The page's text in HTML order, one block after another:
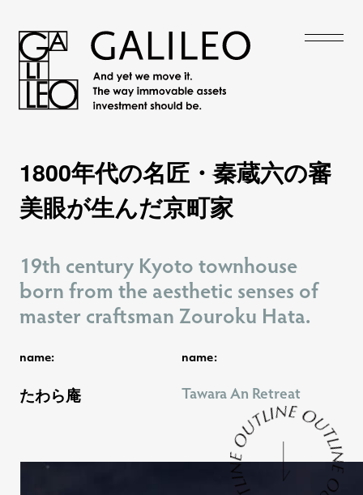
1800年代の名匠・秦蔵六の審
美眼が生んだ京町家
1800年代の名匠・秦蔵六の審
美眼が生んだ京町家
19th century Kyoto townhouse
born from the aesthetic senses of
master craftsman Zouroku Hata.
19th century Kyoto townhouse
born from the aesthetic senses of
master craftsman Zouroku Hata.
name:
たわら庵
name:
Tawara An Retreat